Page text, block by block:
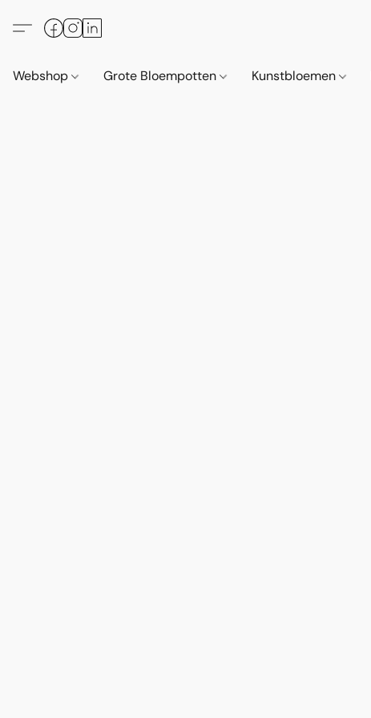
Webshop Grote Bloempotten Kunstbloemen